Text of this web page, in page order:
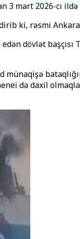
3 mart 2026-cı
ki, rəsmi
dövlət
də daxil